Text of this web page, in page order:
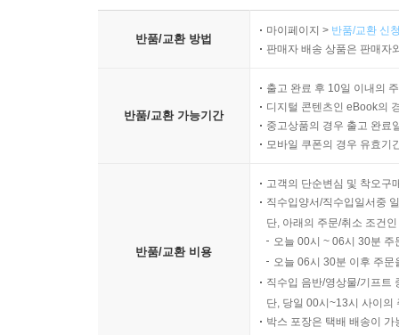
반품/교환 방법
마이페이지 > 반품/교환 신
판매자 배송 상품은 판매자
반품/교환 가능기간
출고 완료 후 10일 이내의
디지털 콘텐츠인 eBook의
중고상품의 경우 출고 완료
모바일 쿠폰의 경우 유효기
반품/교환 비용
고객의 단순변심 및 착오구
직수입양서/직수입일서중
단, 아래의 주문/취소 조건
오늘 00시 ~ 06시 30분
오늘 06시 30분 이후 주
직수입 음반/영상물/기프트
단, 당일 00시~13시 사이의
박스 포장은 택배 배송이